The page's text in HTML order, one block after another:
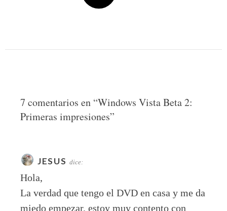
7 comentarios en “Windows Vista Beta 2:
Primeras impresiones”
JESUS dice:
Hola,
La verdad que tengo el DVD en casa y me da
miedo empezar, estoy muy contento con